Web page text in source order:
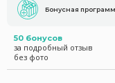
Бонусная
50 бонусов
за подробный отзыв
без фото